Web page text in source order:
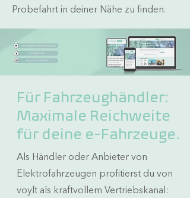
Probefahrt in deiner Nähe zu finden.
Für Fahrzeughändler:
Maximale Reichweite
für deine e-Fahrzeuge.
Als Händler oder Anbieter von
Elektrofahrzeugen profitierst du von
voylt als kraftvollem Vertriebskanal: